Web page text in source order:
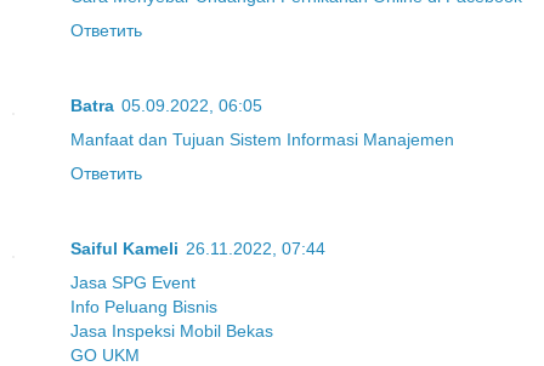
Ответить
Batra 05.09.2022, 06:05
Manfaat dan Tujuan Sistem Informasi Manajemen
Ответить
Saiful Kameli 26.11.2022, 07:44
Jasa SPG Event
Info Peluang Bisnis
Jasa Inspeksi Mobil Bekas
GO UKM